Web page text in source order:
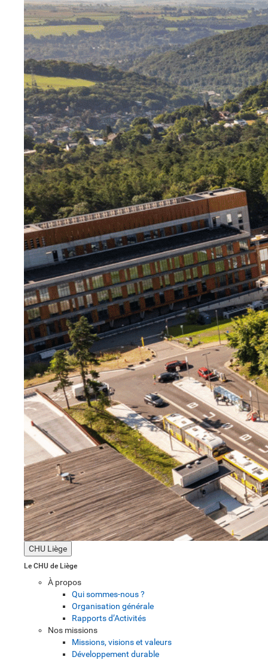
CHU Liège
Le CHU de Liège
À propos
Qui sommes-nous ?
Organisation générale
Rapports d’Activités
Nos missions
Missions, visions et valeurs
Développement durable